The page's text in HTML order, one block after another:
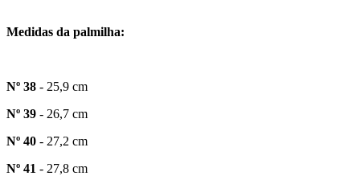
Medidas da palmilha:
Nº 38 - 25,9 cm
Nº 39 - 26,7 cm
Nº 40 - 27,2 cm
Nº 41 - 27,8 cm